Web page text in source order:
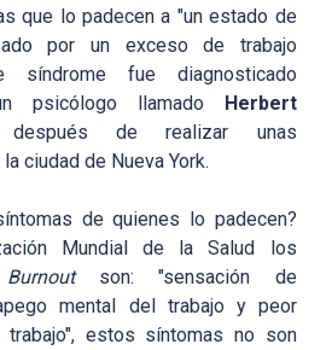
que lo padecen a "un estado de
por un exceso de trabajo
síndrome fue diagnosticado
psicólogo llamado Herbert
después de realizar unas
ciudad de Nueva York.
de quienes lo padecen?
Mundial de la Salud los
Burnout son: "sensación de
mental del trabajo y peor
estos síntomas no son